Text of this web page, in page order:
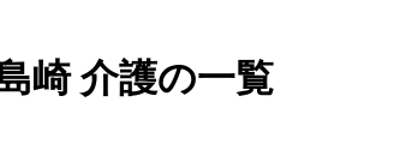
崎 介護の一覧